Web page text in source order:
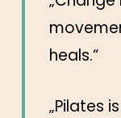
heals.“
„Pilates